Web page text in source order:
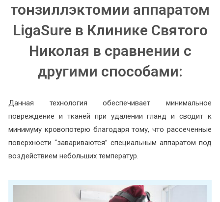
тонзиллэктомии аппаратом
LigaSure в Клинике Святого
Николая в сравнении с
другими способами:
Данная технология обеспечивает минимальное
повреждение и тканей при удалении гланд и сводит к
минимуму кровопотерю благодаря тому, что рассеченные
поверхности “завариваются” специальным аппаратом под
воздействием небольших температур.